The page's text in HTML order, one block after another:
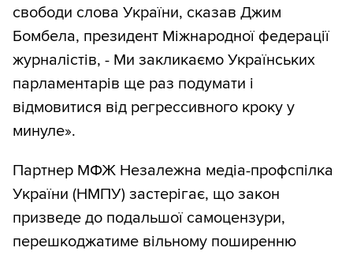
свободи слова України, сказав Джим
Бомбела, президент Міжнародної федерації
журналістів, - Ми закликаємо Українських
парламентарів ще раз подумати і
відмовитися від регрессивного кроку у
минуле».
Партнер МФЖ Незалежна медіа-профспілка
України (НМПУ) застерігає, що закон
призведе до подальшої самоцензури,
перешкоджатиме вільному поширенню